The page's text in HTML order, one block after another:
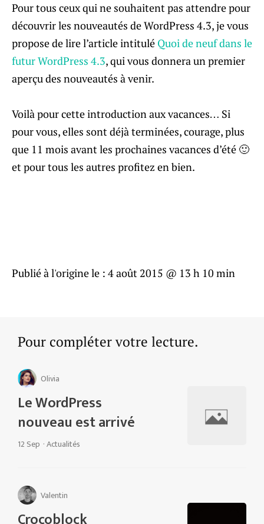
Pour tous ceux qui ne souhaitent pas attendre pour
découvrir les nouveautés de WordPress 4.3, je vous
propose de lire l’article intitulé Quoi de neuf dans le
futur WordPress 4.3, qui vous donnera un premier
aperçu des nouveautés à venir.
Voilà pour cette introduction aux vacances… Si
pour vous, elles sont déjà terminées, courage, plus
que 11 mois avant les prochaines vacances d’été 🙂
et pour tous les autres profitez en bien.
Publié à l'origine le : 4 août 2015 @ 13 h 10 min
Pour compléter votre lecture.
Olivia
Le WordPress
nouveau est arrivé
12 Sep ·Actualités
Valentin